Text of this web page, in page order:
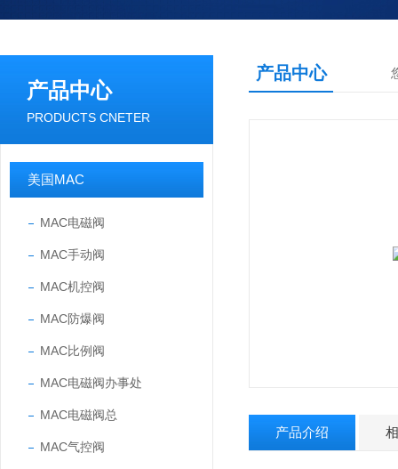
产品中心
PRODUCTS CNETER
美国MAC
MAC电磁阀
MAC手动阀
MAC机控阀
MAC防爆阀
MAC比例阀
MAC电磁阀办事处
MAC电磁阀总
MAC气控阀
产品中心
产品介绍